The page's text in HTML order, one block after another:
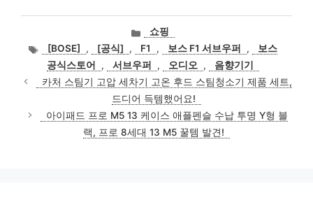
카
테
고
리
쇼핑
태
그
[BOSE] , [공식] , F1 , 보스 F1 서브우퍼 ,
보스
공식스토어
, 서브우퍼 , 오디오 ,
음향기기
카처 스팀기 고압 세차기 고온 후드 스팀청소기 제품 세트,
드디어 득템했어요!
아이패드 프로 M5 13 케이스 애플펜슬 수납 투명 Y형 블
랙, 프로 8세대 13 M5 꿀템 발견!